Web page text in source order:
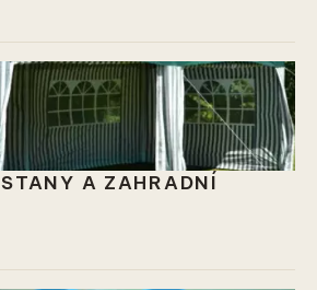
A ZAHRADNÍ